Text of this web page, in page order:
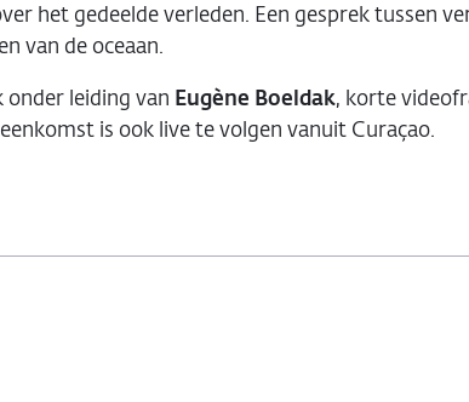
het gedeelde verleden. Een gesprek tussen
van de oceaan.
onder leiding van Eugène Boeldak, korte
is ook live te volgen vanuit Curaçao.